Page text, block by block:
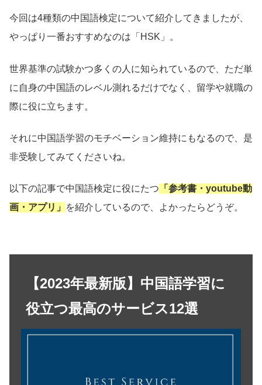
今回は4種類の中国語検定について紹介してきましたが、
やっぱり一番おすすめなのは「HSK」。
世界基準の試験かつ多くの人に知られているので、ただ単
に自身の中国語のレベル測れるだけでなく、留学や就職の
際に役に立ちます。
それに中国語学習のモチベーション維持にもなるので、是
非受験してみてくださいね。
以下の記事で中国語検定に役にたつ 「参考書・youtube動
画・アプリ」
を紹介しているので、よかったらどうぞ。
【2023年最新版】中国語学習に
役立つ最高のサービス12選